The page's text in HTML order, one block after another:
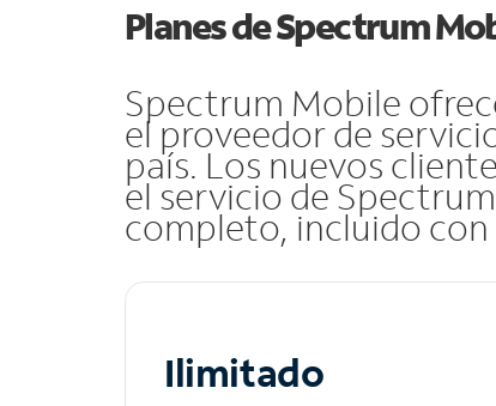
Planes de Spectrum
Spectrum Mobile
el proveedor de
país. Los nuevos
el servicio de
completo, incluido
Ilimitado